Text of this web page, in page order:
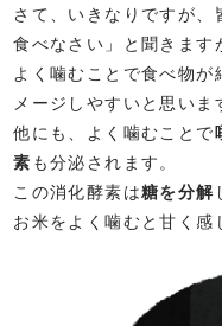
さて、いきなりですが
食べなさい」と聞きます
よく噛むことで食べ物が
メージしやすいと思いま
他にも、よく噛むことで
素 も分泌されます。
この消化酵素は糖を分解
お米をよく噛むと甘く感